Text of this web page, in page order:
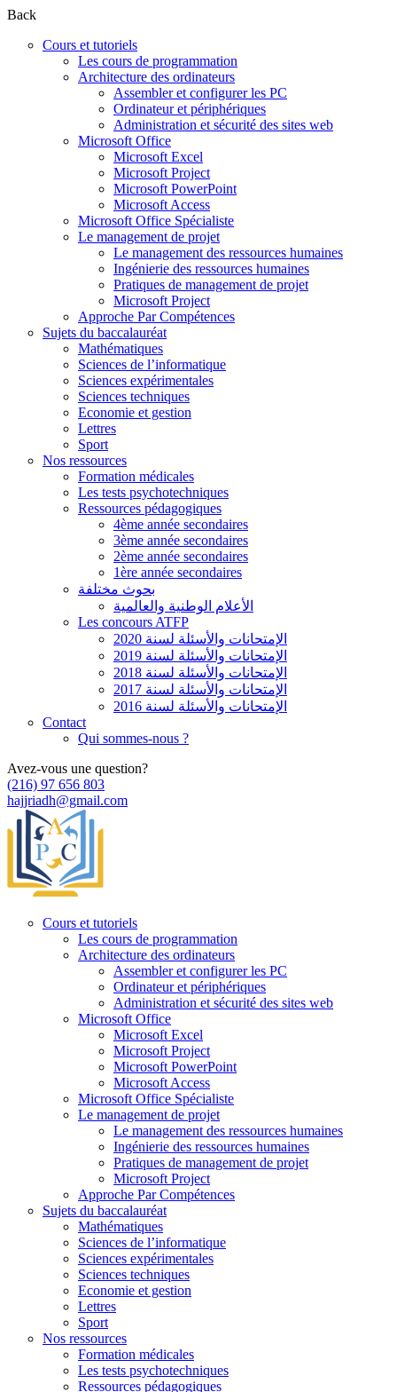
Back
Cours et tutoriels
Les cours de programmation
Architecture des ordinateurs
Assembler et configurer les PC
Ordinateur et périphériques
Administration et sécurité des sites web
Microsoft Office
Microsoft Excel
Microsoft Project
Microsoft PowerPoint
Microsoft Access
Microsoft Office Spécialiste
Le management de projet
Le management des ressources humaines
Ingénierie des ressources humaines
Pratiques de management de projet
Microsoft Project
Approche Par Compétences
Sujets du baccalauréat
Mathématiques
Sciences de l’informatique
Sciences expérimentales
Sciences techniques
Economie et gestion
Lettres
Sport
Nos ressources
Formation médicales
Les tests psychotechniques
Ressources pédagogiques
4ème année secondaires
3ème année secondaires
2ème année secondaires
1ère année secondaires
بحوث مختلفة
الأعلام الوطنية والعالمية
Les concours ATFP
الإمتحانات والأسئلة لسنة 2020
الإمتحانات والأسئلة لسنة 2019
الإمتحانات والأسئلة لسنة 2018
الإمتحانات والأسئلة لسنة 2017
الإمتحانات والأسئلة لسنة 2016
Contact
Qui sommes-nous ?
Avez-vous une question?
(216) 97 656 803
hajjriadh@gmail.com
Cours et tutoriels
Les cours de programmation
Architecture des ordinateurs
Assembler et configurer les PC
Ordinateur et périphériques
Administration et sécurité des sites web
Microsoft Office
Microsoft Excel
Microsoft Project
Microsoft PowerPoint
Microsoft Access
Microsoft Office Spécialiste
Le management de projet
Le management des ressources humaines
Ingénierie des ressources humaines
Pratiques de management de projet
Microsoft Project
Approche Par Compétences
Sujets du baccalauréat
Mathématiques
Sciences de l’informatique
Sciences expérimentales
Sciences techniques
Economie et gestion
Lettres
Sport
Nos ressources
Formation médicales
Les tests psychotechniques
Ressources pédagogiques